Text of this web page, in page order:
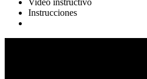
Instrucciones